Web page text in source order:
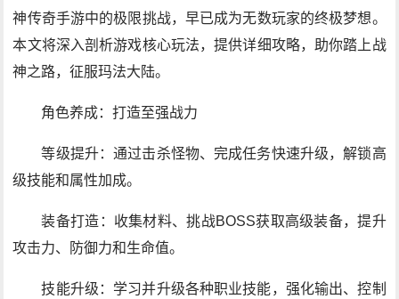
神传奇手游中的极限挑战，早已成为无数玩家的终极梦想。
本文将深入剖析游戏核心玩法，提供详细攻略，助你踏上战
神之路，征服玛法大陆。
角色养成：打造至强战力
等级提升：通过击杀怪物、完成任务快速升级，解锁高
级技能和属性加成。
装备打造：收集材料、挑战BOSS获取高级装备，提升
攻击力、防御力和生命值。
技能升级：学习并升级各种职业技能，强化输出、控制